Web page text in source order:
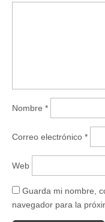
Nombre *
Correo electrónico *
Web
Guarda mi nombre,
navegador para la